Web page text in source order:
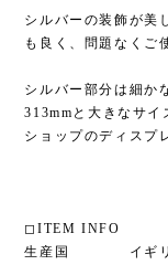
シルバーの装飾が美
も良く、問題なくご
シルバー部分は細か
313mmと大きなサ
ショップのディスプ
◻︎ITEM INFO
生産国 イギリ